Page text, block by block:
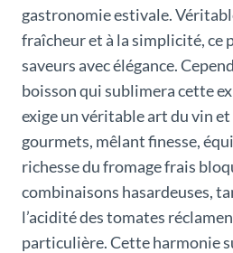
gastronomie estivale.
fraîcheur et à la simplicité, ce
saveurs avec élégance.
boisson qui sublimera cette
exige un véritable art du vin
gourmets, mêlant finesse,
richesse du fromage frais
combinaisons hasardeuses,
l’acidité des tomates
particulière. Cette harmonie